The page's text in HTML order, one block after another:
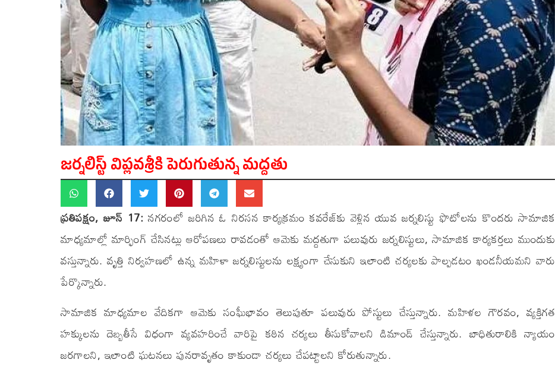
జర్నలిస్ట్ విప్లవశ్రీకి పెరుగుతున్న మద్దతు
ప్రతిపక్షం, జూన్ 17: నగరంలో జరిగిన ఓ నిరసన కార్యక్రమం కవరేజ్‌కు వెళ్లిన యువ జర్నలిస్టు ఫొటోలను కొందరు సామాజిక
మాధ్యమాల్లో మార్ఫింగ్ చేసినట్లు ఆరోపణలు రావడంతో ఆమెకు మద్దతుగా పలువురు జర్నలిస్టులు, సామాజిక కార్యకర్తలు ముందుకు
వస్తున్నారు. వృత్తి నిర్వహణలో ఉన్న మహిళా జర్నలిస్టులను లక్ష్యంగా చేసుకుని ఇలాంటి చర్యలకు పాల్పడటం ఖండనీయమని వారు
పేర్కొన్నారు.
సామాజిక మాధ్యమాల వేదికగా ఆమెకు సంఘీభావం తెలుపుతూ పలువురు పోస్టులు చేస్తున్నారు. మహిళల గౌరవం, వ్యక్తిగత
హక్కులను దెబ్బతీసే విధంగా వ్యవహరించే వారిపై కఠిన చర్యలు తీసుకోవాలని డిమాండ్ చేస్తున్నారు. బాధితురాలికి న్యాయం
జరగాలని, ఇలాంటి ఘటనలు పునరావృతం కాకుండా చర్యలు చేపట్టాలని కోరుతున్నారు.